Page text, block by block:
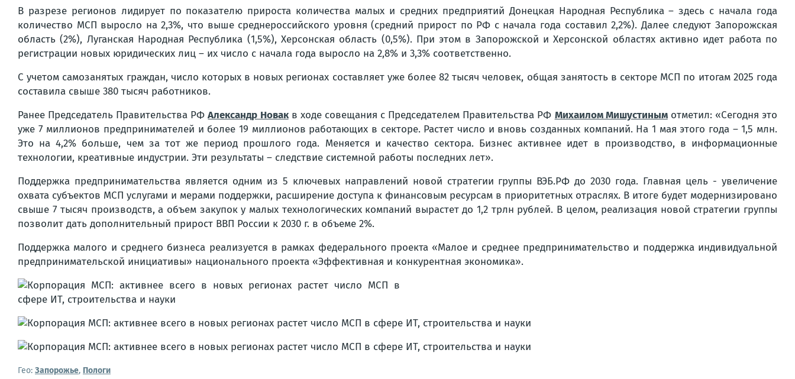
В разрезе регионов лидирует по показателю прироста количества малых и средних предприятий Донецкая Народная Республика – здесь с начала года
количество МСП выросло на 2,3%, что выше среднероссийского уровня (средний прирост по РФ с начала года составил 2,2%). Далее следуют Запорожская
область (2%), Луганская Народная Республика (1,5%), Херсонская область (0,5%). При этом в Запорожской и Херсонской областях активно идет работа по
регистрации новых юридических лиц – их число с начала года выросло на 2,8% и 3,3% соответственно.
С учетом самозанятых граждан, число которых в новых регионах составляет уже более 82 тысяч человек, общая занятость в секторе МСП по итогам 2025 года
составила свыше 380 тысяч работников.
Ранее Председатель Правительства РФАлександр Новакв ходе совещания с Председателем Правительства РФ Михаилом Мишустинымотметил: «Сегодня это
уже 7 миллионов предпринимателей и более 19 миллионов работающих в секторе. Растет число и вновь созданных компаний. На 1 мая этого года – 1,5 млн.
Это на 4,2% больше, чем за тот же период прошлого года. Меняется и качество сектора. Бизнес активнее идет в производство, в информационные
технологии, креативные индустрии. Эти результаты – следствие системной работы последних лет».
Поддержка предпринимательства является одним из 5 ключевых направлений новой стратегии группы ВЭБ.РФ до 2030 года. Главная цель - увеличение
охвата субъектов МСП услугами и мерами поддержки, расширение доступа к финансовым ресурсам в приоритетных отраслях. В итоге будет модернизировано
свыше 7 тысяч производств, а объем закупок у малых технологических компаний вырастет до 1,2 трлн рублей. В целом, реализация новой стратегии группы
позволит дать дополнительный прирост ВВП России к 2030 г. в объеме 2%.
Поддержка малого и среднего бизнеса реализуется в рамках федерального проекта «Малое и среднее предпринимательство и поддержка индивидуальной
предпринимательской инициативы» национального проекта «Эффективная и конкурентная экономика».
Гео: Запорожье, Пологи